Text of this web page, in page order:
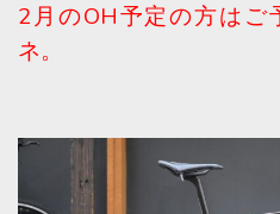
2月のOH予定の方はご
ネ。